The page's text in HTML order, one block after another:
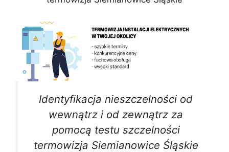
Identyfikacja nieszczelności od
wewnątrz i od zewnątrz za
pomocą testu szczelności
termowizja Siemianowice Śląskie